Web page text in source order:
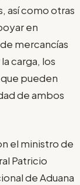
así como otras
en
mercancías
carga, los
pueden
de ambos
el ministro de
Patricio
de Aduana